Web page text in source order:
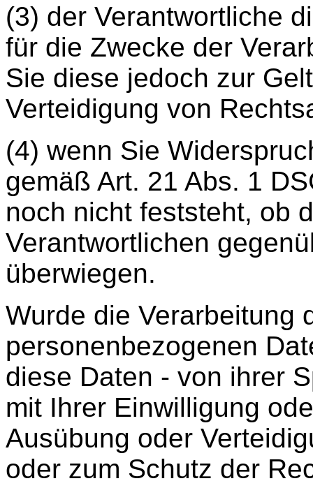
(3) der Verantwortliche
für die Zwecke der
Sie diese jedoch zur
Verteidigung von
(4) wenn Sie
gemäß Art. 21 Abs. 1
noch nicht feststeht, ob
Verantwortlichen
überwiegen.
Wurde die Verarbeitung
personenbezogenen
diese Daten - von ihrer
mit Ihrer Einwilligung
Ausübung oder
oder zum Schutz der